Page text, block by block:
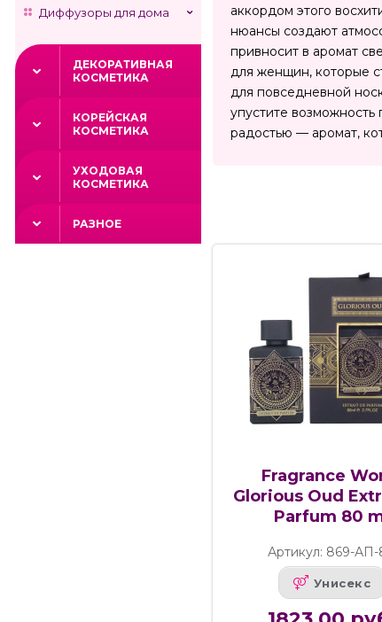
Диффузоры для дома
ДЕКОРАТИВНАЯ
КОСМЕТИКА
КОРЕЙСКАЯ
КОСМЕТИКА
УХОДОВАЯ
КОСМЕТИКА
РАЗНОЕ
аккордом этого
нюансы создают
привносит в аромат
для женщин, которые
для повседневной
упустите
радостью — аромат,
Fragrance
Glorious Oud
Parfum 80
Артикул: 869-
Унисекс